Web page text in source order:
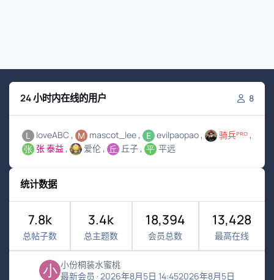
24 小时内在线的用户 8
loveABC mascot_lee evilpaopao
骑兵ᴾᴿᴼ
张 泰益
爱伦 丘子 平远
统计数据
7.8k
总帖子数
3.4k
总主题数
18,394
会员总数
13,428
最高在线
小份桐装水蜜桃
最新会员 ·2026年8月5日 14:452026年8月5日